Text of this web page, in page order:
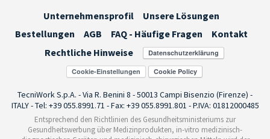
Unternehmensprofil
Unsere Lösungen
Bestellungen
AGB FAQ - Häufige Fragen
Kontakt
Rechtliche Hinweise
Cookie-Einstellungen
TecniWork S.p.A. - Via R. Benini 8 - 50013 Campi Bisenzio (Firenze) -
ITALY - Tel: +39 055.8991.71 - Fax: +39 055.8991.801 - P.IVA: 01812000485
Entsprechend den Richtlinien des Gesundheitsministeriums zur
Gesundheitswerbung über Medizinprodukten, in-vitro medizinisch-